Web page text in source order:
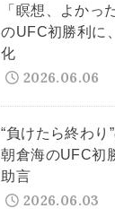
「瞑想、よかっ
のUFC初勝利に
化
2026.06.06
“負けたら終わ
朝倉海のUFC初
助言
2026.06.03